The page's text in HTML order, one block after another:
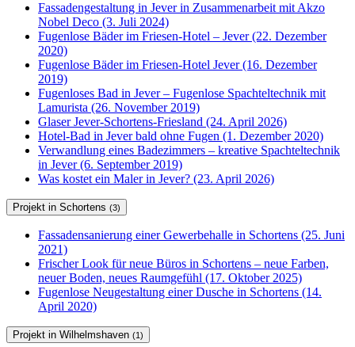
Fassadengestaltung in Jever in Zusammenarbeit mit Akzo
Nobel Deco (3. Juli 2024)
Fugenlose Bäder im Friesen-Hotel – Jever (22. Dezember
2020)
Fugenlose Bäder im Friesen-Hotel Jever (16. Dezember
2019)
Fugenloses Bad in Jever – Fugenlose Spachteltechnik mit
Lamurista (26. November 2019)
Glaser Jever-Schortens-Friesland (24. April 2026)
Hotel-Bad in Jever bald ohne Fugen (1. Dezember 2020)
Verwandlung eines Badezimmers – kreative Spachteltechnik
in Jever (6. September 2019)
Was kostet ein Maler in Jever? (23. April 2026)
Projekt in Schortens (3)
Fassadensanierung einer Gewerbehalle in Schortens (25. Juni
2021)
Frischer Look für neue Büros in Schortens – neue Farben,
neuer Boden, neues Raumgefühl (17. Oktober 2025)
Fugenlose Neugestaltung einer Dusche in Schortens (14.
April 2020)
Projekt in Wilhelmshaven (1)